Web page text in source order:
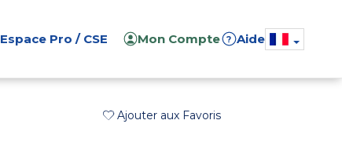
Espace Pro / CSE Mon Compte ? Aide
Ajouter aux Favoris